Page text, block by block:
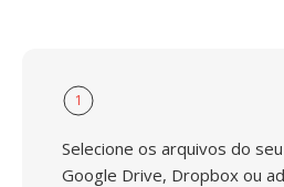
1
Selecione os arquivos do
Google Drive, Dropbox ou